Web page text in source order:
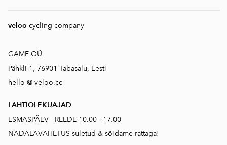
veloo cycling company
GAME OÜ
Pähkli 1, 76901 Tabasalu, Eesti
hello @ veloo.cc
LAHTIOLEKUAJAD
ESMASPÄEV - REEDE 10.00 - 17.00
NÄDALAVAHETUS suletud & söidame rattaga!